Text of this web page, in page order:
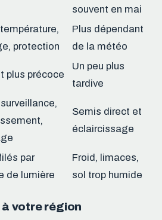
souvent en mai
protection
Plus dépendant
de la météo
plus précoce
Un peu plus
tardive
Semis direct et
éclaircissage
par
de lumière
Froid, limaces,
sol trop humide
votre région